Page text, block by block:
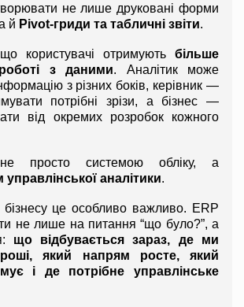
не лише друковані форми
й Pivot-гриди та табличні звіти.
користувачі отримують більше
з даними. Аналітик може
з різних боків, керівник —
потрібні зрізи, а бізнес —
від окремих розробок кожного
управлінської аналітики.
це особливо важливо. ERP
не лише на питання “що було?”, а
що відбувається зараз, де ми
який напрям росте, який
і де потрібне управлінське